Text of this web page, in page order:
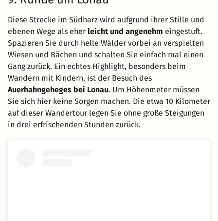
Diese Strecke im Südharz wird aufgrund ihrer Stille und
ebenen Wege als eher leicht und angenehm eingestuft.
Spazieren Sie durch helle Wälder vorbei an verspielten
Wiesen und Bächen und schalten Sie einfach mal einen
Gang zurück. Ein echtes Highlight, besonders beim
Wandern mit Kindern, ist der Besuch des
Auerhahngeheges bei Lonau. Um Höhenmeter müssen
Sie sich hier keine Sorgen machen. Die etwa 10 Kilometer
auf dieser Wandertour legen Sie ohne große Steigungen
in drei erfrischenden Stunden zurück.